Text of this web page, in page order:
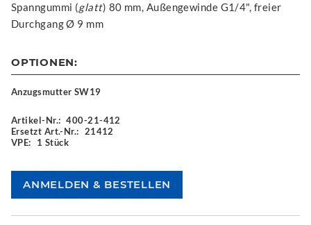
Spanngummi (glatt) 80 mm, Außengewinde G1/4", freier
Durchgang Ø 9 mm
OPTIONEN:
Anzugsmutter SW19
Artikel-Nr.: 400-21-412
Ersetzt Art.-Nr.: 21412
VPE:
1 Stück